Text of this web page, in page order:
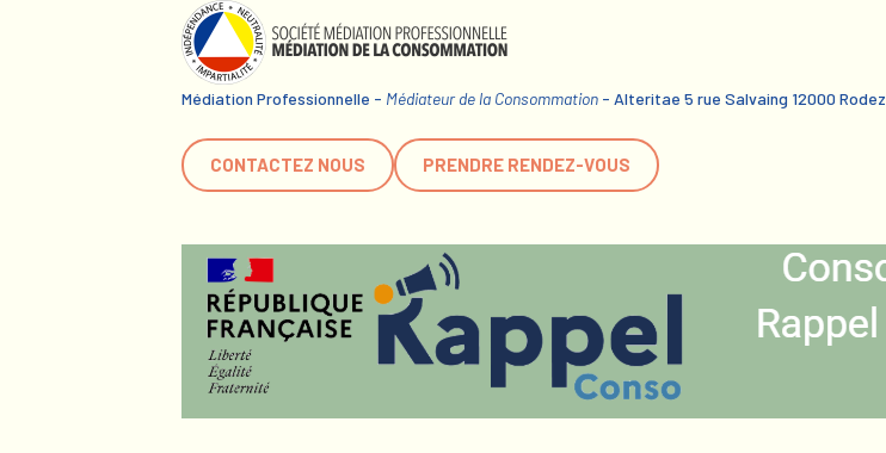
Médiation Professionnelle - Médiateur de la Consommation - Alteritae 5 rue Salvaing 12000 Rodez
CONTACTEZ NOUS PRENDRE RENDEZ-VOUS